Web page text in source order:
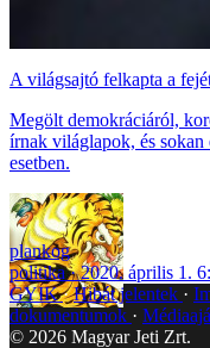
A világsajtó felkapta a
Megölt demokráciáról,
írnak világlapok, és sokan
esetben.
plankog
politika
2020. április 1.
GYIK Hibát jelentek
dokumentumok
© 2026 Magyar Jeti Zrt.